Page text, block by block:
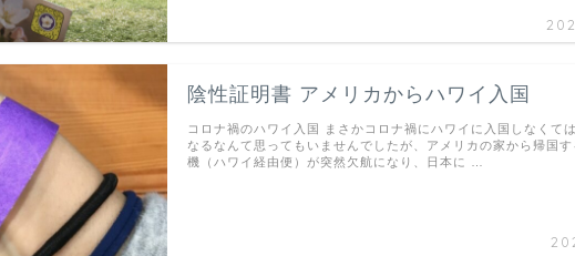
陰性証明書 アメリカからハワイ入国
コロナ禍のハワイ入国 まさかコロナ禍にハワイに入国しなくて
なるなんて思ってもいませんでしたが、アメリカの家から帰国
機（ハワイ経由便）が突然欠航になり、日本に …